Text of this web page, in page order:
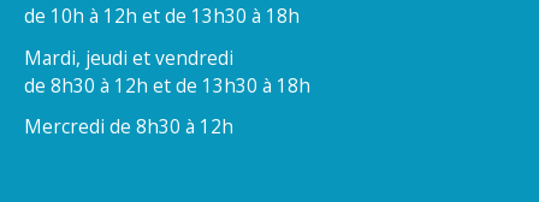
de 10h à 12h et de 13h30 à 18h
Mardi, jeudi et vendredi
de 8h30 à 12h et de 13h30 à 18h
Mercredi de 8h30 à 12h